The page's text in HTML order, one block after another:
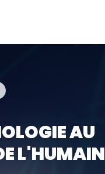
AU
L'HUMAIN